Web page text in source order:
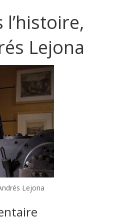
l’histoire,
Lejona
Lejona